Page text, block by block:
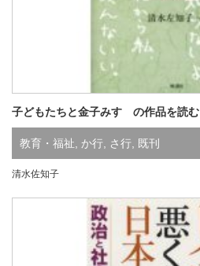
子どもたちと金子みすゞの作品を読む
教育・福祉, か行, さ行, 既刊
清水佐知子